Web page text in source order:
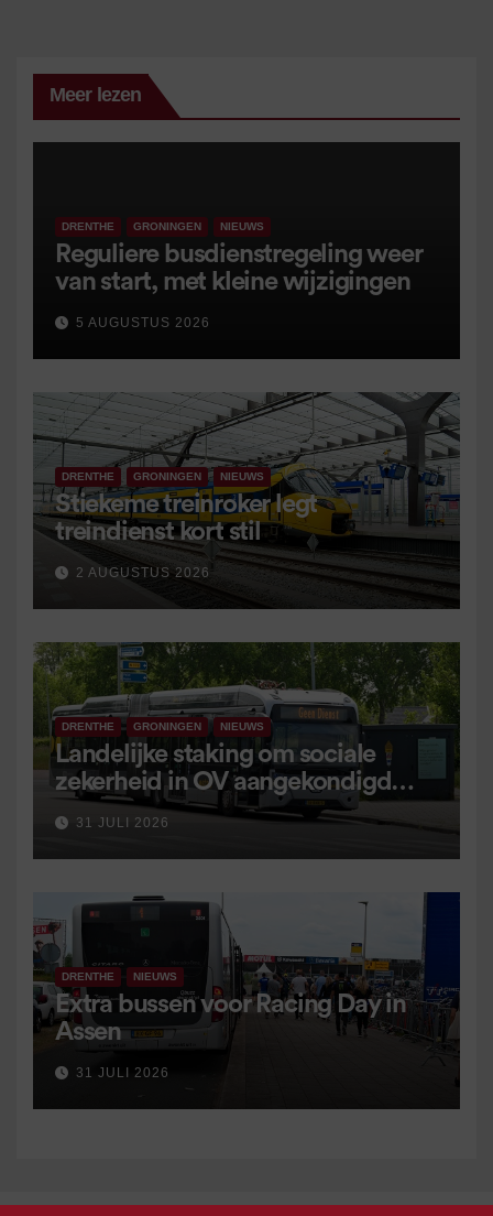
Meer lezen
DRENTHE GRONINGEN NIEUWS
Reguliere busdienstregeling weer
van start, met kleine wijzigingen
5 AUGUSTUS 2026
DRENTHE GRONINGEN NIEUWS
Stiekeme treinroker legt
treindienst kort stil
2 AUGUSTUS 2026
DRENTHE GRONINGEN NIEUWS
Landelijke staking om sociale
zekerheid in OV aangekondigd
voor 9 september
31 JULI 2026
DRENTHE NIEUWS
Extra bussen voor Racing Day in
Assen
31 JULI 2026